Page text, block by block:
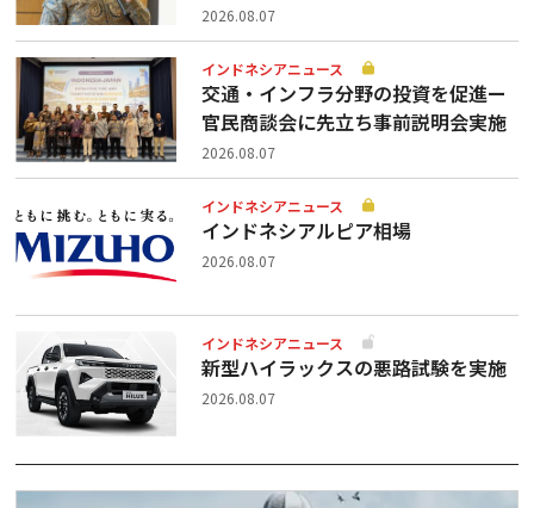
2026.08.07
インドネシアニュース
交通・インフラ分野の投資を促進ー
官民商談会に先立ち事前説明会実施
2026.08.07
インドネシアニュース
インドネシアルピア相場
2026.08.07
インドネシアニュース
新型ハイラックスの悪路試験を実施
2026.08.07